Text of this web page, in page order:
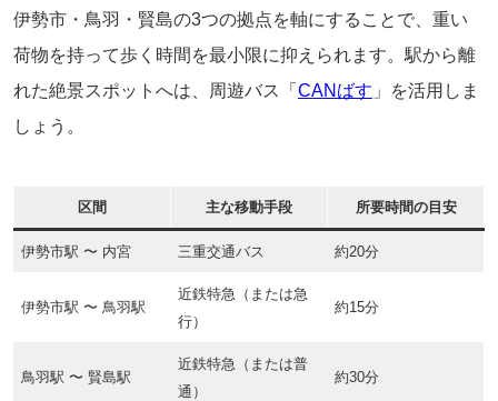
伊勢市・鳥羽・賢島の3つの拠点を軸にすることで、重い
荷物を持って歩く時間を最小限に抑えられます。駅から離
れた絶景スポットへは、周遊バス「 CANばす 」を活用しま
しょう。
区間 主な移動手段 所要時間の目安
伊勢市駅 〜 内宮 三重交通バス 約20分
伊勢市駅 〜 鳥羽駅
近鉄特急（または急
行）
約15分
鳥羽駅 〜 賢島駅
近鉄特急（または普
通）
約30分